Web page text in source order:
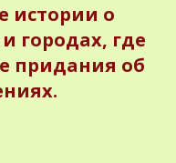
истории о
городах, где
придания об